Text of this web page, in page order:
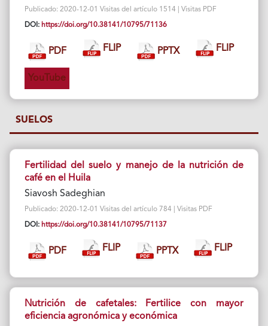
Publicado: 2020-12-01 Visitas del artículo 1514 | Visitas PDF
DOI: https://doi.org/10.38141/10795/71136
PDF FLIP PPTX FLIP
YouTube
SUELOS
Fertilidad del suelo y manejo de la nutrición de
café en el Huila
Siavosh Sadeghian
Publicado: 2020-12-01 Visitas del artículo 784 | Visitas PDF
DOI: https://doi.org/10.38141/10795/71137
PDF FLIP PPTX FLIP
Nutrición de cafetales: Fertilice con mayor
eficiencia agronómica y económica